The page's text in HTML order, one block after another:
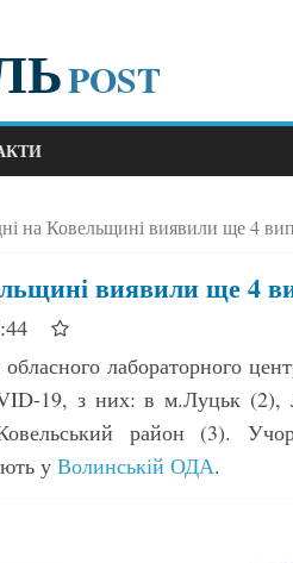
POST
на Ковельщині виявили ще 4
виявили ще 4
лабораторного
19, з них: в м.Луцьк
район (3).
у Волинській ОДА.